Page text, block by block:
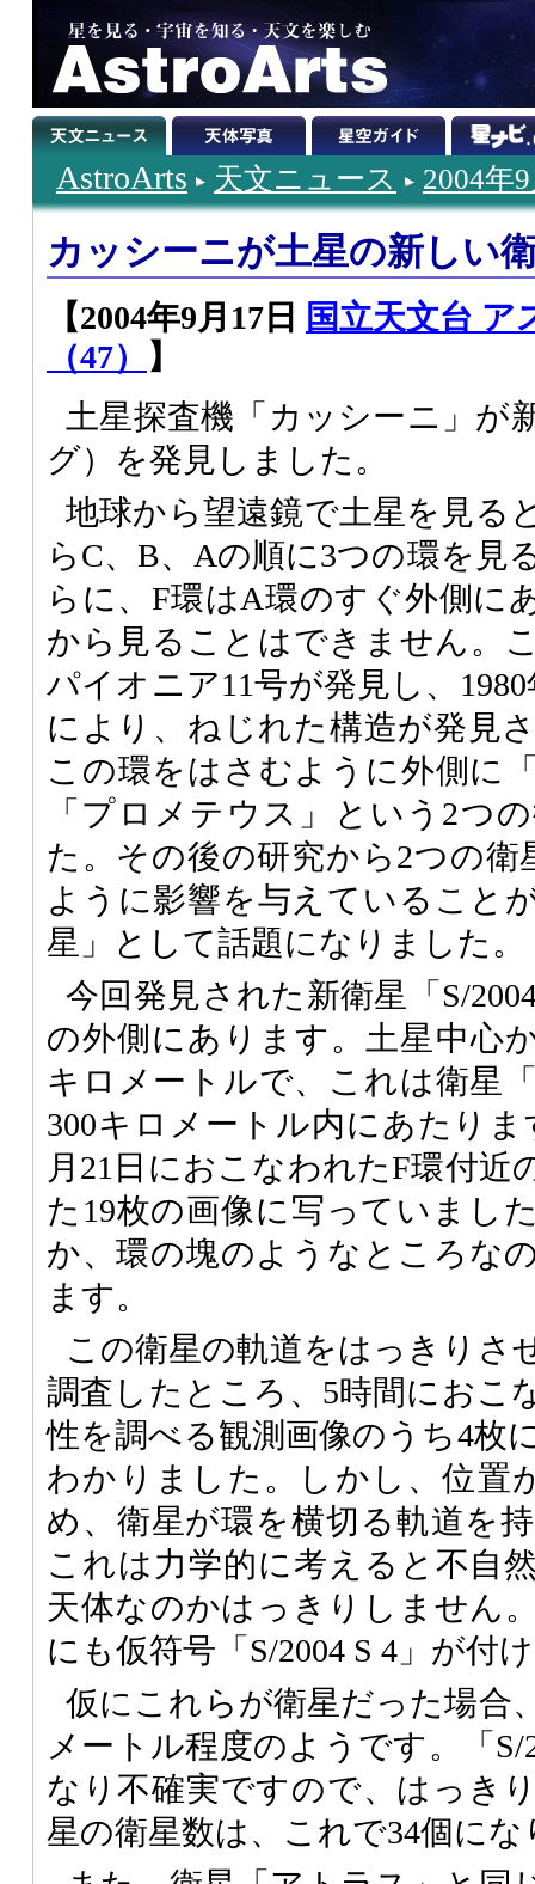
AstroArts 天文ニュース 2004年
カッシーニが土星の新しい
【2004年9月17日
国立天文台 ア
（47）
】
土星探査機「カッシーニ」が
グ）を発見しました。
地球から望遠鏡で土星を見る
らC、B、Aの順に3つの環を見
らに、F環はA環のすぐ外側に
から見ることはできません。
パイオニア11号が発見し、
により、ねじれた構造が発見
この環をはさむように外側に
「プロメテウス」という2つ
た。その後の研究から2つの衛
ように影響を与えていること
星」として話題になりました。
今回発見された新衛星「S/
の外側にあります。土星中心
キロメートルで、これは衛星
300キロメートル内にあたりま
月21日におこなわれたF環付近
た19枚の画像に写っていまし
か、環の塊のようなところな
ます。
この衛星の軌道をはっきりさ
調査したところ、5時間におこ
性を調べる観測画像のうち4枚
わかりました。しかし、位置
め、衛星が環を横切る軌道を
これは力学的に考えると不自
天体なのかはっきりしません
にも仮符号「S/2004 S 4」が付
仮にこれらが衛星だった場合
メートル程度のようです。「S/
なり不確実ですので、はっき
星の衛星数は、これで34個に